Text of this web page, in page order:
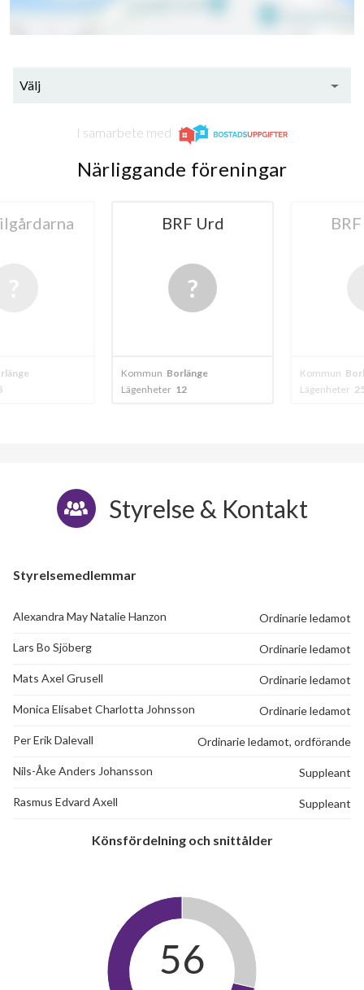
Välj
I samarbete med
Närliggande föreningar
BRF Urd
Kommun Borlänge
Lägenheter 12
BRF
Kommun
Lägenheter 25
Styrelse & Kontakt
Styrelsemedlemmar
Alexandra May Natalie Hanzon Ordinarie ledamot
Lars Bo Sjöberg Ordinarie ledamot
Mats Axel Grusell Ordinarie ledamot
Monica Elisabet Charlotta Johnsson Ordinarie ledamot
Per Erik Dalevall Ordinarie ledamot, ordförande
Nils-Åke Anders Johansson Suppleant
Rasmus Edvard Axell Suppleant
Könsfördelning och snittålder
56